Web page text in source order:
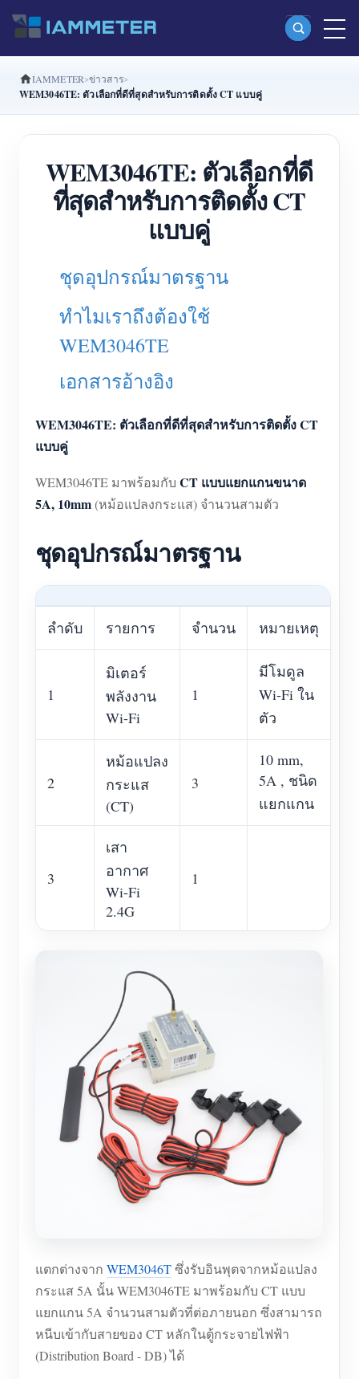
ผลิตภัณฑ์
มิเตอร์พลังงาน Wi-Fi แบบ Split Phase (WEM2067)
มิเตอร์พลังงาน Wi-Fi สามเฟส (WEM3080T)
มิเตอร์พลังงาน Wi-Fi สามเฟส (WEM3046T)
มิเตอร์พลังงาน Wi-Fi สามเฟส (WEM3050T)
ตัวควบคุมกำลัง WiFi
IAMMETER Cloud Pro
บริการโฮสต์ด้วยตนเอง
มิเตอร์เสมือน
แอปพลิเคชัน
ตัวตรวจสอบการใช้ไฟฟ้า
ระบบควบคุมฮีตเตอร์ PV
การตรวจสอบพลังงานโรงงาน
แหล่งข้อมูล
คู่มือเริ่มต้นใช้งานผลิตภัณฑ์
วิดีโอสอนใช้งาน
FAQ
ข่าวสาร
บล็อก
โปรแกรมผู้ร่วมพัฒนา
กิจกรรม IAMMETER
ฟอรัม
สำรวจเว็บไซต์
อันดับ PV
โซลูชัน
เกี่ยวกับเรา
IAMMETER ข่าวสาร
WEM3046TE: ตัวเลือกที่ดีที่สุดสำหรับการติดตั้ง CT แบบคู่
WEM3046TE: ตัวเลือกที่ดี
ที่สุดสำหรับการติดตั้ง CT
แบบคู่
ชุดอุปกรณ์มาตรฐาน
ทำไมเราถึงต้องใช้
WEM3046TE
เอกสารอ้างอิง
WEM3046TE: ตัวเลือกที่ดีที่สุดสำหรับการติดตั้ง CT
แบบคู่
WEM3046TE มาพร้อมกับ CT แบบแยกแกนขนาด
5A, 10mm(หม้อแปลงกระแส) จำนวนสามตัว
ชุดอุปกรณ์มาตรฐาน
ลำดับ รายการ จำนวน หมายเหตุ
1
มิเตอร์
พลังงาน
Wi-Fi
1
มีโมดูล
Wi-Fi ใน
ตัว
2
หม้อแปลง
กระแส
(CT)
3
10 mm,
5A , ชนิด
แยกแกน
3
เสา
อากาศ
Wi-Fi
2.4G
1
แตกต่างจาก WEM3046Tซึ่งรับอินพุตจากหม้อแปลง
กระแส 5A นั้น WEM3046TE มาพร้อมกับ CT แบบ
แยกแกน 5A จำนวนสามตัวที่ต่อภายนอก ซึ่งสามารถ
หนีบเข้ากับสายของ CT หลักในตู้กระจายไฟฟ้า
(Distribution Board - DB) ได้